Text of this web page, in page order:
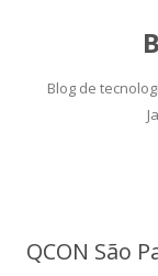
Blog de
QCON São